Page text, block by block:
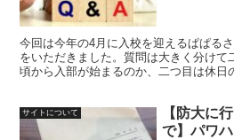
今回は今年の4月に入校を迎えるぱぱる
をいただきました。質問は大きく分けて
頃から入部が始まるのか、二つ目は休日
サイトについて
【防大に
で】パワ